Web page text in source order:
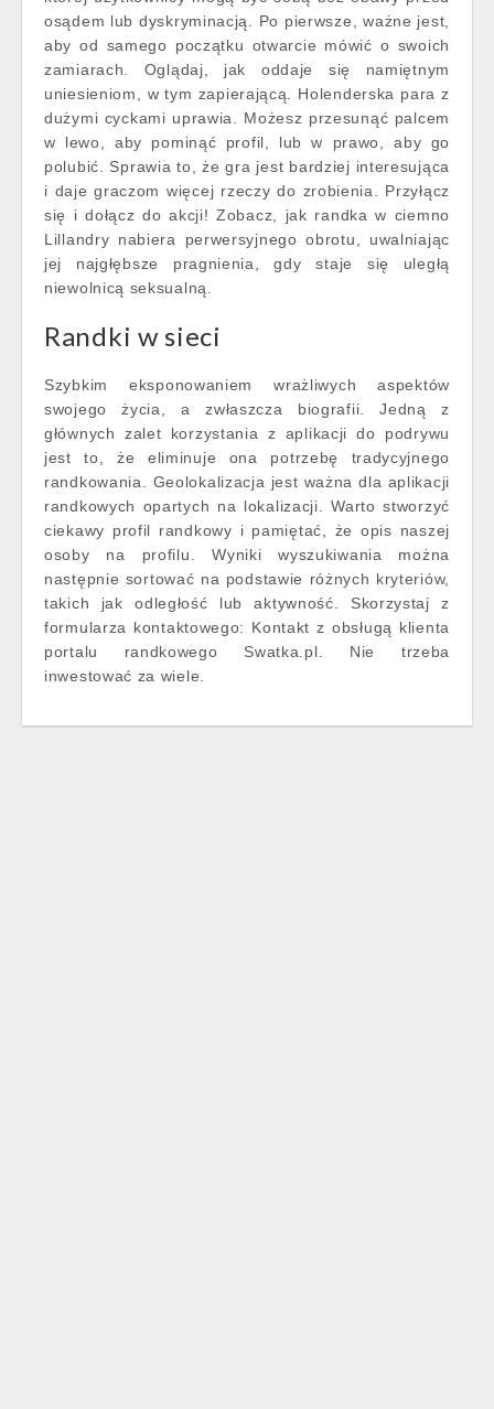
osądem lub dyskryminacją. Po pierwsze, ważne jest,
aby od samego początku otwarcie mówić o swoich
zamiarach. Oglądaj, jak oddaje się namiętnym
uniesieniom, w tym zapierającą. Holenderska para z
dużymi cyckami uprawia. Możesz przesunąć palcem
w lewo, aby pominąć profil, lub w prawo, aby go
polubić. Sprawia to, że gra jest bardziej interesująca
i daje graczom więcej rzeczy do zrobienia. Przyłącz
się i dołącz do akcji! Zobacz, jak randka w ciemno
Lillandry nabiera perwersyjnego obrotu, uwalniając
jej najgłębsze pragnienia, gdy staje się uległą
niewolnicą seksualną.
Randki w sieci
Szybkim eksponowaniem wrażliwych aspektów
swojego życia, a zwłaszcza biografii. Jedną z
głównych zalet korzystania z aplikacji do podrywu
jest to, że eliminuje ona potrzebę tradycyjnego
randkowania. Geolokalizacja jest ważna dla aplikacji
randkowych opartych na lokalizacji. Warto stworzyć
ciekawy profil randkowy i pamiętać, że opis naszej
osoby na profilu. Wyniki wyszukiwania można
następnie sortować na podstawie różnych kryteriów,
takich jak odległość lub aktywność. Skorzystaj z
formularza kontaktowego: Kontakt z obsługą klienta
portalu randkowego Swatka.pl. Nie trzeba
inwestować za wiele.